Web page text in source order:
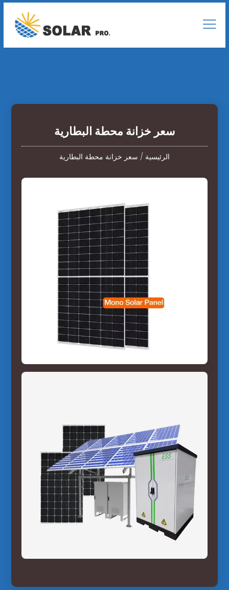
سعر خزانة محطة البطارية
الرئيسية / سعر خزانة محطة البطارية